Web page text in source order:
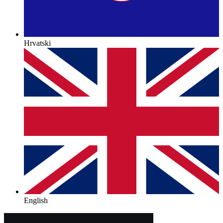
Hrvatski
English